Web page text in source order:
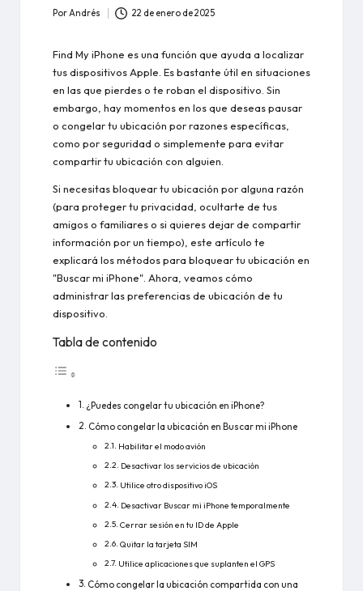
Publicado
PorAndrés 22 de enero de 2025
Find My iPhone es una función que ayuda a localizar
tus dispositivos Apple. Es bastante útil en situaciones
en las que pierdes o te roban el dispositivo. Sin
embargo, hay momentos en los que deseas pausar
o congelar tu ubicación por razones específicas,
como por seguridad o simplemente para evitar
compartir tu ubicación con alguien.
Si necesitas bloquear tu ubicación por alguna razón
(para proteger tu privacidad, ocultarte de tus
amigos o familiares o si quieres dejar de compartir
información por un tiempo), este artículo te
explicará los métodos para bloquear tu ubicación en
"Buscar mi iPhone". Ahora, veamos cómo
administrar las preferencias de ubicación de tu
dispositivo.
Tabla de contenido
¿Puedes congelar tu ubicación en iPhone?
Cómo congelar la ubicación en Buscar mi iPhone
Habilitar el modo avión
Desactivar los servicios de ubicación
Utilice otro dispositivo iOS
Desactivar Buscar mi iPhone temporalmente
Cerrar sesión en tu ID de Apple
Quitar la tarjeta SIM
Utilice aplicaciones que suplanten el GPS
Cómo congelar la ubicación compartida con una